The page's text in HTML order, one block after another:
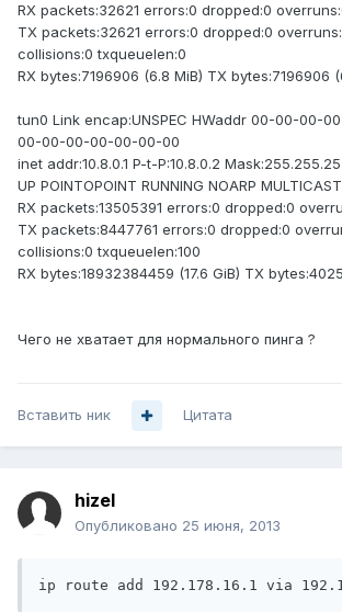
RX packets:32621 errors:0 dropped:0
TX packets:32621 errors:0 dropped:0
collisions:0 txqueuelen:0
RX bytes:7196906 (6.8 MiB) TX bytes:7196906
tun0 Link encap:UNSPEC HWaddr 00-00-00-
00-00-00-00-00-00-00
inet addr:10.8.0.1 P-t-P:10.8.0.2
UP POINTOPOINT RUNNING NOARP
RX packets:13505391 errors:0 dropped:0
TX packets:8447761 errors:0 dropped:0
collisions:0 txqueuelen:100
RX bytes:18932384459 (17.6 GiB) TX
Чего не хватает для нормального пинга ?
Вставить ник Цитата
hizel
Опубликовано 25 июня, 2013
ip route add 192.178.16.1 via